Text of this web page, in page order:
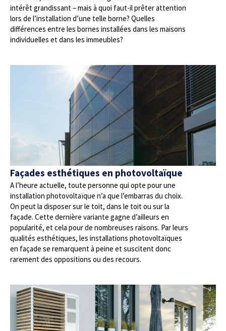
intérêt grandissant – mais à quoi faut-il prêter attention
lors de l’installation d’une telle borne? Quelles
différences entre les bornes installées dans les maisons
individuelles et dans les immeubles?
Façades esthétiques en photovoltaïque
A l’heure actuelle, toute personne qui opte pour une
installation photovoltaïque n’a que l’embarras du choix.
On peut la disposer sur le toit, dans le toit ou sur la
façade. Cette dernière variante gagne d’ailleurs en
popularité, et cela pour de nombreuses raisons. Par leurs
qualités esthétiques, les installations photovoltaïques
en façade se remarquent à peine et suscitent donc
rarement des oppositions ou des recours.